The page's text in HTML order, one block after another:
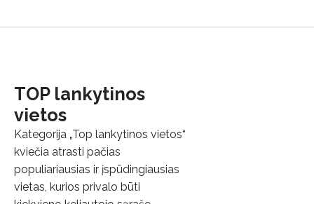
TOP lankytinos
vietos
Kategorija „Top lankytinos vietos“
kviečia atrasti pačias
populiariausias ir įspūdingiausias
vietas, kurios privalo būti